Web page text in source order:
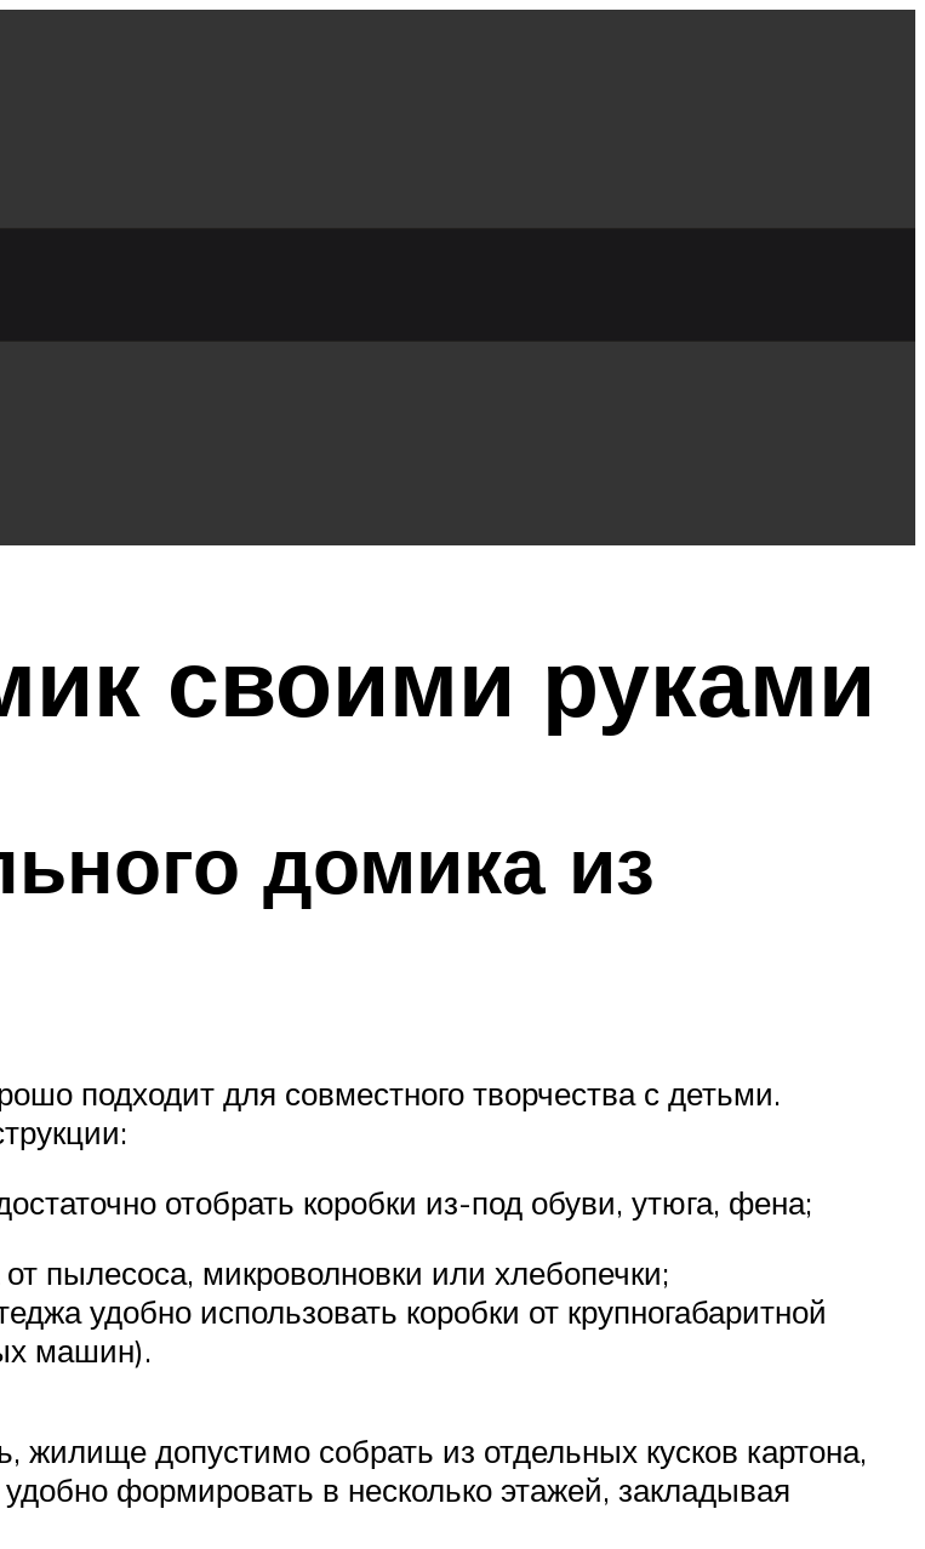
своими руками
домика из
подходит для совместного творчества с детьми.
отобрать коробки из-под обуви, утюга, фена;
пылесоса, микроволновки или хлебопечки;
удобно использовать коробки от крупногабаритной
машин).
жилище допустимо собрать из отдельных кусков картона,
формировать в несколько этажей, закладывая